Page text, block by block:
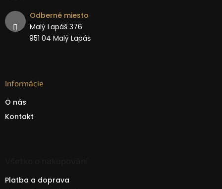
Odberné miesto
Malý Lapáš 376
951 04 Malý Lapáš
Informácie
O nás
Kontakt
Platba a doprava